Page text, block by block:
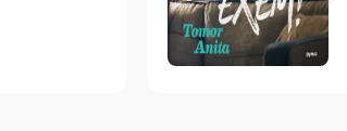
Hallgass bele